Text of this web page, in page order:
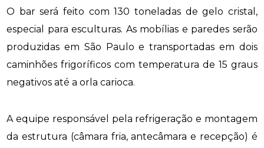
O bar será feito com 130 toneladas de gelo cristal,
especial para esculturas. As mobílias e paredes serão
produzidas em São Paulo e transportadas em dois
caminhões frigoríficos com temperatura de 15 graus
negativos até a orla carioca.
A equipe responsável pela refrigeração e montagem
da estrutura (câmara fria, antecâmara e recepção) é